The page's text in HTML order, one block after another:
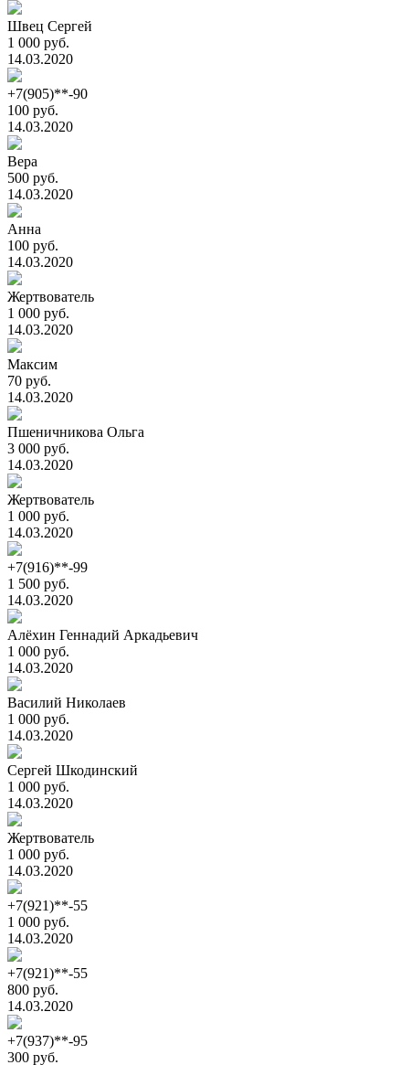
Швец Сергей
1 000 руб.
14.03.2020
+7(905)**-90
100 руб.
14.03.2020
Вера
500 руб.
14.03.2020
Анна
100 руб.
14.03.2020
Жертвователь
1 000 руб.
14.03.2020
Максим
70 руб.
14.03.2020
Пшеничникова Ольга
3 000 руб.
14.03.2020
Жертвователь
1 000 руб.
14.03.2020
+7(916)**-99
1 500 руб.
14.03.2020
Алёхин Геннадий Аркадьевич
1 000 руб.
14.03.2020
Василий Николаев
1 000 руб.
14.03.2020
Сергей Шкодинский
1 000 руб.
14.03.2020
Жертвователь
1 000 руб.
14.03.2020
+7(921)**-55
1 000 руб.
14.03.2020
+7(921)**-55
800 руб.
14.03.2020
+7(937)**-95
300 руб.